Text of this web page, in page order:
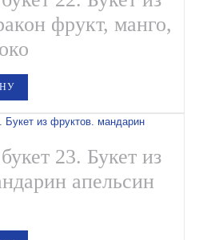
фрукт, манго,
23. Букет из
апельсин